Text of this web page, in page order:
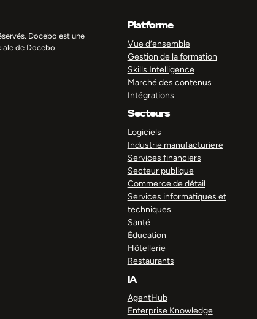
Docebo est une
de Docebo.
Platforme
Vue d’ensemble
Gestion de la formation
Skills Intelligence
Marché des contenus
Intégrations
Secteurs
Logiciels
Industrie manufacturiere
Services financiers
Secteur publique
Commerce de détail
Services informatiques et
techniques
Santé
Éducation
Hôtellerie
Restaurants
IA
AgentHub
Enterprise Knowledge